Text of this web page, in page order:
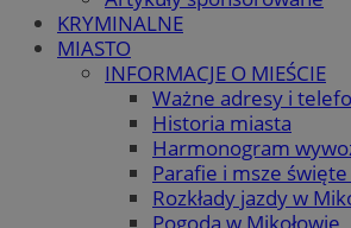
KRYMINALNE
MIASTO
INFORMACJE O MIEŚCIE
Ważne adresy i
Historia miasta
Harmonogram
Parafie i msze
Rozkłady jazdy w